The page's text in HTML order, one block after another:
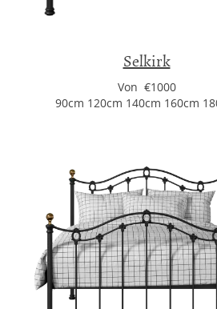
Selkirk
Von €1000
90cm 120cm 140cm 160cm